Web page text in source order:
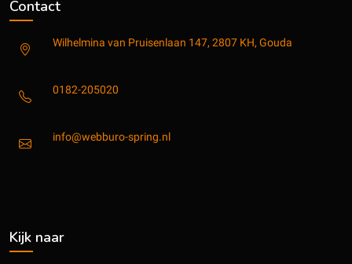
Contact
Wilhelmina van Pruisenlaan 147, 2807 KH, Gouda
0182-205020
info@webburo-spring.nl
Kijk naar